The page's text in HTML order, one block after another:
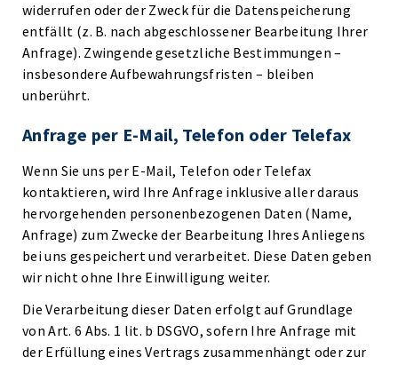
widerrufen oder der Zweck für die Datenspeicherung
entfällt (z. B. nach abgeschlossener Bearbeitung Ihrer
Anfrage). Zwingende gesetzliche Bestimmungen –
insbesondere Aufbewahrungsfristen – bleiben
unberührt.
Anfrage per E-Mail, Telefon oder Telefax
Wenn Sie uns per E-Mail, Telefon oder Telefax
kontaktieren, wird Ihre Anfrage inklusive aller daraus
hervorgehenden personenbezogenen Daten (Name,
Anfrage) zum Zwecke der Bearbeitung Ihres Anliegens
bei uns gespeichert und verarbeitet. Diese Daten geben
wir nicht ohne Ihre Einwilligung weiter.
Die Verarbeitung dieser Daten erfolgt auf Grundlage
von Art. 6 Abs. 1 lit. b DSGVO, sofern Ihre Anfrage mit
der Erfüllung eines Vertrags zusammenhängt oder zur